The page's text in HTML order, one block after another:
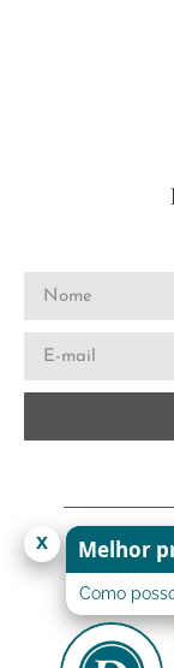
Melhor
Como
x